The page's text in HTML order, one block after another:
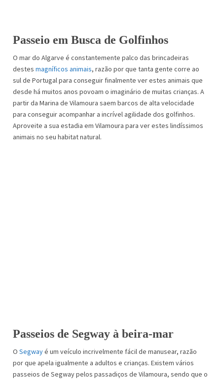
Passeio em Busca de Golfinhos
O mar do Algarve é constantemente palco das brincadeiras
destes magníficos animais, razão por que tanta gente corre ao
sul de Portugal para conseguir finalmente ver estes animais que
desde há muitos anos povoam o imaginário de muitas crianças. A
partir da Marina de Vilamoura saem barcos de alta velocidade
para conseguir acompanhar a incrível agilidade dos golfinhos.
Aproveite a sua estadia em Vilamoura para ver estes lindíssimos
animais no seu habitat natural.
Passeios de Segway à beira-mar
O Segwayé um veículo incrivelmente fácil de manusear, razão
por que apela igualmente a adultos e crianças. Existem vários
passeios de Segway pelos passadiços de Vilamoura, sendo que o